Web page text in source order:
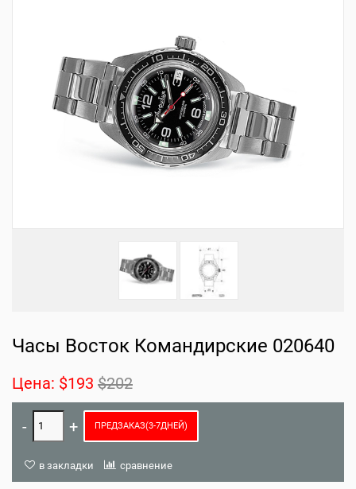
Часы Восток Командирские 020640
Цена: $193 $202
ПРЕДЗАКАЗ(3-7ДНЕЙ)
в закладки сравнение